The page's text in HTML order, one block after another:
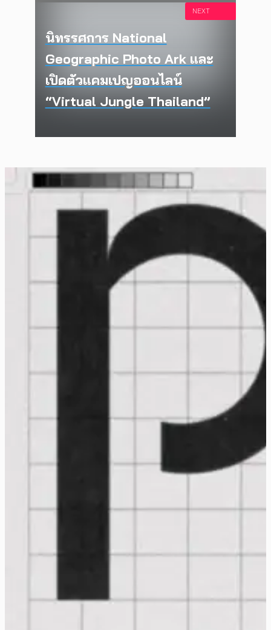
นิทรรศการ National
Geographic Photo Ark และ
เปิดตัวแคมเปญออนไลน์
“Virtual Jungle Thailand”
NEXT